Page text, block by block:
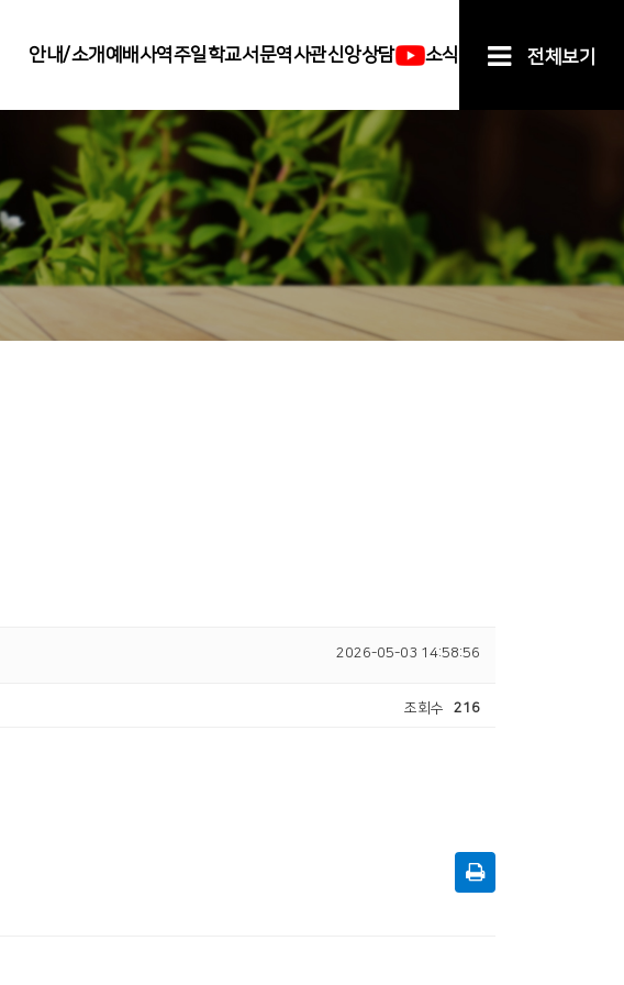
안내/소개 예배사역주일학교서문역사관신앙상담 소식 전체보기
2026-05-03 14:58:56
조회수 216